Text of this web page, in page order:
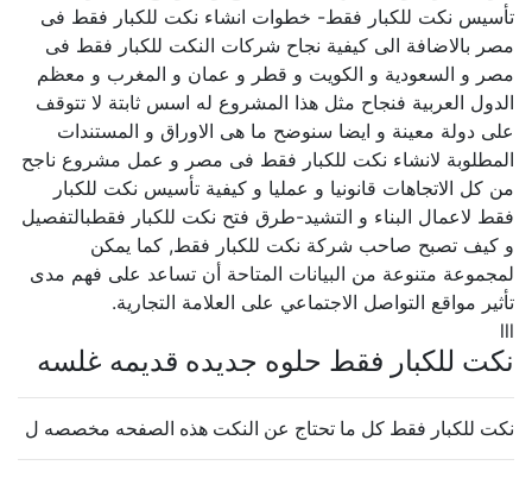
تأسيس نكت للكبار فقط- خطوات انشاء نكت للكبار فقط فى
مصر بالاضافة الى كيفية نجاح شركات النكت للكبار فقط فى
مصر و السعودية و الكويت و قطر و عمان و المغرب و معظم
الدول العربية فنجاح مثل هذا المشروع له اسس ثابتة لا تتوقف
على دولة معينة و ايضا سنوضح ما هى الاوراق و المستندات
المطلوبة لانشاء نكت للكبار فقط فى مصر و عمل مشروع ناجح
من كل الاتجاهات قانونيا و عمليا و كيفية تأسيس نكت للكبار
فقط لاعمال البناء و التشيد-طرق فتح نكت للكبار فقطبالتفصيل
و كيف تصبح صاحب شركة نكت للكبار فقط, كما يمكن
لمجموعة متنوعة من البيانات المتاحة أن تساعد على فهم مدى
تأثير مواقع التواصل الاجتماعي على العلامة التجارية.
نكت للكبار فقط حلوه جديده قديمه غلسه
نكت للكبار فقط كل ما تحتاج عن النكت هذه الصفحه مخصصه ل